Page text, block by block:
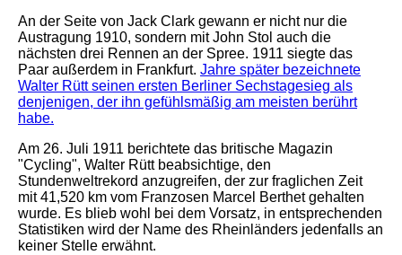
An der Seite von Jack Clark gewann er nicht nur die
Austragung 1910, sondern mit John Stol auch die
nächsten drei Rennen an der Spree. 1911 siegte das
Paar außerdem in Frankfurt. Jahre später bezeichnete
Walter Rütt seinen ersten Berliner Sechstagesieg als
denjenigen, der ihn gefühlsmäßig am meisten berührt
habe.
Am 26. Juli 1911 berichtete das britische Magazin
"Cycling", Walter Rütt beabsichtige, den
Stundenweltrekord anzugreifen, der zur fraglichen Zeit
mit 41,520 km vom Franzosen Marcel Berthet gehalten
wurde. Es blieb wohl bei dem Vorsatz, in entsprechenden
Statistiken wird der Name des Rheinländers jedenfalls an
keiner Stelle erwähnt.